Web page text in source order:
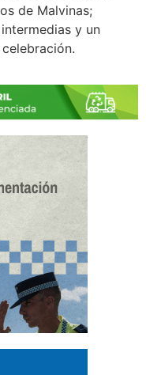
de Malvinas;
y un